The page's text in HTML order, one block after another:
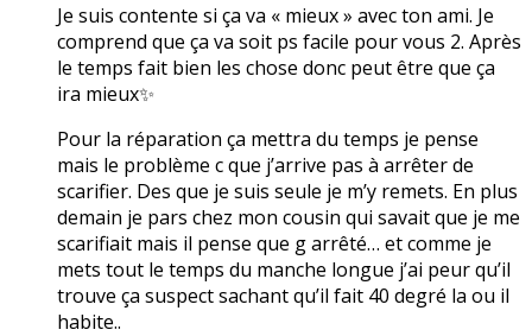
Je suis contente si ça va « mieux » avec ton ami. Je
comprend que ça va soit ps facile pour vous 2. Après
le temps fait bien les chose donc peut être que ça
ira mieux✨
Pour la réparation ça mettra du temps je pense
mais le problème c que j’arrive pas à arrêter de
scarifier. Des que je suis seule je m’y remets. En plus
demain je pars chez mon cousin qui savait que je me
scarifiait mais il pense que g arrêté… et comme je
mets tout le temps du manche longue j’ai peur qu’il
trouve ça suspect sachant qu’il fait 40 degré la ou il
habite..